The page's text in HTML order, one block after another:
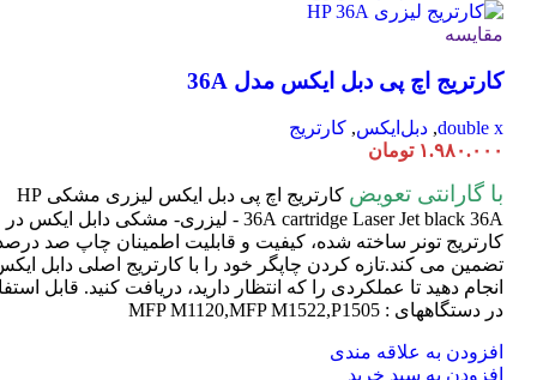
مقایسه
کارتریج اچ پی دبل ایکس مدل 36A
double x
, دبل‌ایکس, کارتریج
۱.۹۸۰.۰۰۰ تومان
با گارانتی تعویض
کارتریج اچ پی دبل ایکس لیزری مشکی HP
36A cartridge Laser
Jet black 36A - لیزری- مشکی دابل ایکس در
کارتریج تونر ساخته شده، کیفیت و قابلیت اطمینان چاپ صد
تضمین می کند.تازه کردن چاپگر خود را با کارتریج اصلی دابل
انجام دهید تا عملکردی را که انتظار دارید، دریافت کنید. قابل
در دستگاههای : MFP M1120,MFP M1522,P1505
افزودن به علاقه مندی
افزودن به سبد خرید